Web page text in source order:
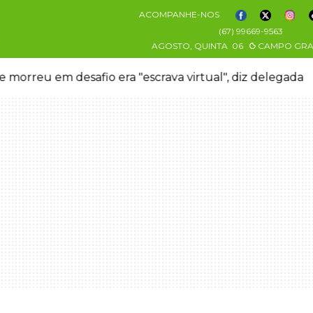
ACOMPANHE-NOS
(67) 99669-9563
AGOSTO, QUINTA 06 CAMPO
morreu em desafio era "escrava virtual", diz delegada